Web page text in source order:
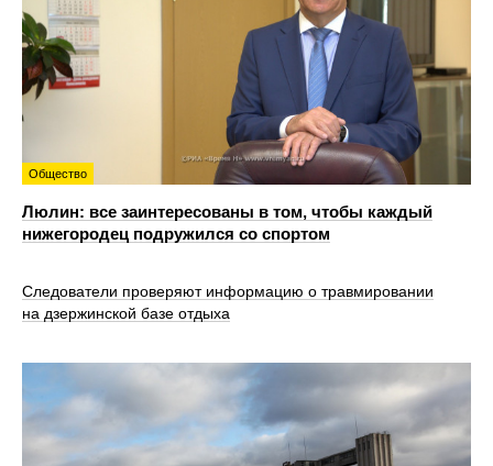
Общество
Люлин: все заинтересованы в том, чтобы каждый
нижегородец подружился со спортом
Следователи проверяют информацию о травмировании
на дзержинской базе отдыха